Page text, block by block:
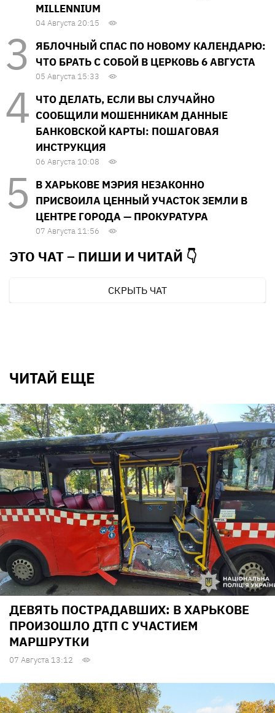
MILLENNIUM
04 Августа 20:15
ЯБЛОЧНЫЙ СПАС ПО НОВОМУ КАЛЕНДАРЮ:
ЧТО БРАТЬ С СОБОЙ В ЦЕРКОВЬ 6 АВГУСТА
05 Августа 15:33
ЧТО ДЕЛАТЬ, ЕСЛИ ВЫ СЛУЧАЙНО
СООБЩИЛИ МОШЕННИКАМ ДАННЫЕ
БАНКОВСКОЙ КАРТЫ: ПОШАГОВАЯ
ИНСТРУКЦИЯ
06 Августа 10:08
В ХАРЬКОВЕ МЭРИЯ НЕЗАКОННО
ПРИСВОИЛА ЦЕННЫЙ УЧАСТОК ЗЕМЛИ В
ЦЕНТРЕ ГОРОДА — ПРОКУРАТУРА
07 Августа 11:56
ЭТО ЧАТ – ПИШИ И ЧИТАЙ 👇
СКРЫТЬ ЧАТ
ЧИТАЙ ЕЩЕ
ДЕВЯТЬ ПОСТРАДАВШИХ: В ХАРЬКОВЕ
ПРОИЗОШЛО ДТП С УЧАСТИЕМ
МАРШРУТКИ
07 Августа 13:12